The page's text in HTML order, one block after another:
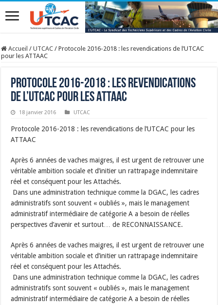
Accueil / UTCAC / Protocole 2016-2018 : les revendications de l’UTCAC
pour les ATTAAC
Protocole 2016-2018 : les revendications
de l’UTCAC pour les ATTAAC
18 janvier 2016 UTCAC
Protocole 2016-2018 : les revendications de l’UTCAC pour les
ATTAAC
Après 6 années de vaches maigres, il est urgent de retrouver une
véritable ambition sociale et d’initier un rattrapage indemnitaire
réel et conséquent pour les Attachés.
Dans une administration technique comme la DGAC, les cadres
administratifs sont souvent « oubliés », mais le management
administratif intermédiaire de catégorie A a besoin de réelles
perspectives d’avenir et surtout… de RECONNAISSANCE.
Après 6 années de vaches maigres, il est urgent de retrouver une
véritable ambition sociale et d’initier un rattrapage indemnitaire
réel et conséquent pour les Attachés.
Dans une administration technique comme la DGAC, les cadres
administratifs sont souvent « oubliés », mais le management
administratif intermédiaire de catégorie A a besoin de réelles